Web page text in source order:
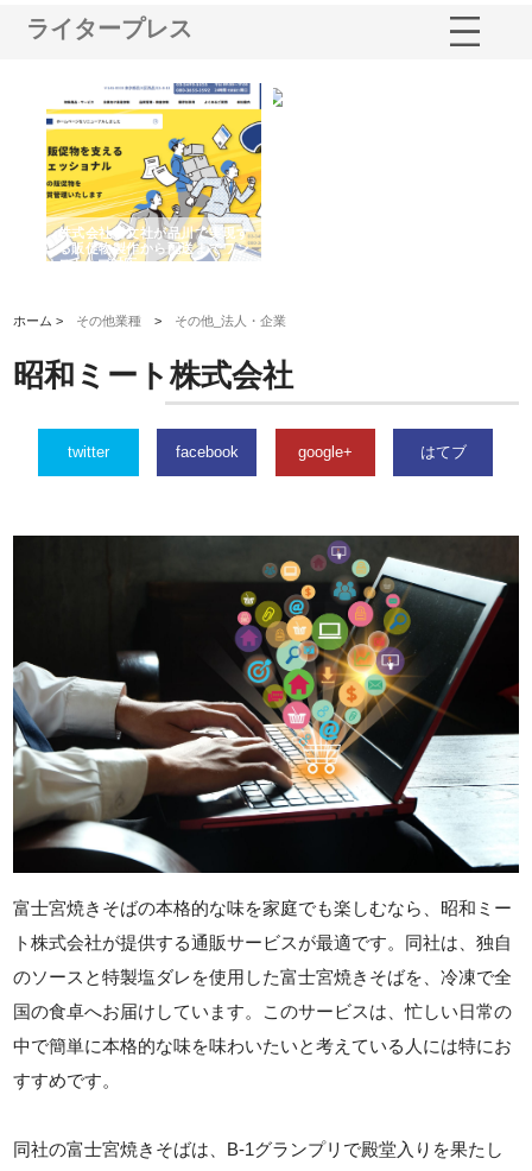
ライタープレス
株式会社耕文社が品川で実現す
る販促物製作から配送までワン
ストップ対応
ホーム > その他業種 > その他_法人・企業
昭和ミート株式会社
twitter facebook google+ はてブ
富士宮焼きそばの本格的な味を家庭でも楽しむなら、昭和ミー
ト株式会社が提供する通販サービスが最適です。同社は、独自
のソースと特製塩ダレを使用した富士宮焼きそばを、冷凍で全
国の食卓へお届けしています。このサービスは、忙しい日常の
中で簡単に本格的な味を味わいたいと考えている人には特にお
すすめです。
同社の富士宮焼きそばは、B-1グランプリで殿堂入りを果たし